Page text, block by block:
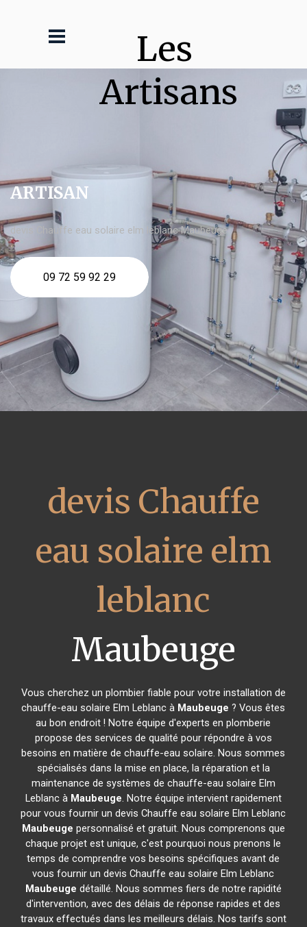
Les
Artisans
ARTISAN
devis Chauffe eau solaire elm leblanc Maubeuge
09 72 59 92 29
devis Chauffe
eau solaire elm
leblanc
Maubeuge
Vous cherchez un plombier fiable pour votre installation de
chauffe-eau solaire Elm Leblanc à Maubeuge ? Vous êtes
au bon endroit ! Notre équipe d'experts en plomberie
propose des services de qualité pour répondre à vos
besoins en matière de chauffe-eau solaire. Nous sommes
spécialisés dans la mise en place, la réparation et la
maintenance de systèmes de chauffe-eau solaire Elm
Leblanc à Maubeuge. Notre équipe intervient rapidement
pour vous fournir un devis Chauffe eau solaire Elm Leblanc
Maubeuge personnalisé et gratuit. Nous comprenons que
chaque projet est unique, c'est pourquoi nous prenons le
temps de comprendre vos besoins spécifiques avant de
vous fournir un devis Chauffe eau solaire Elm Leblanc
Maubeuge détaillé. Nous sommes fiers de notre rapidité
d'intervention, avec des délais de réponse rapides et des
travaux effectués dans les meilleurs délais. Nos tarifs sont